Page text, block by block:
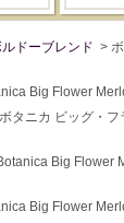
ドーブレンド >
Big Flower
タニカ ビッグ・
Big Flower
Big Flower